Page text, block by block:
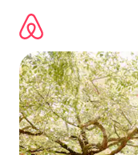
directement
contenu